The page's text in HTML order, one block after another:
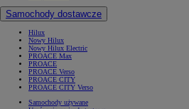
Samochody dostawcze
Hilux
Nowy Hilux
Nowy Hilux Electric
PROACE Max
PROACE
PROACE Verso
PROACE CITY
PROACE CITY Verso
Samochody używane